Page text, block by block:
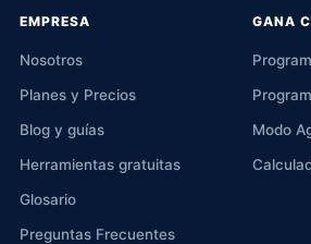
EMPRESA
Nosotros
Planes y Precios
Blog y guías
Herramientas gratuitas
Glosario
Preguntas Frecuentes
GANA
Modo